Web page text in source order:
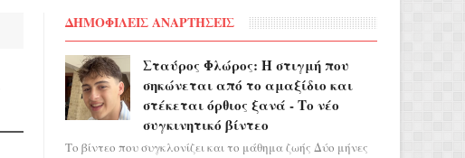
ΔΗΜΟΦΙΛΕΙΣ ΑΝΑΡΤΗΣΕΙΣ
Σταύρος Φλώρος: Η στιγμή που
σηκώνεται από το αμαξίδιο και
στέκεται όρθιος ξανά - Το νέο
συγκινητικό βίντεο
Το βίντεο που συγκλονίζει και το μάθημα ζωής Δύο μήνες